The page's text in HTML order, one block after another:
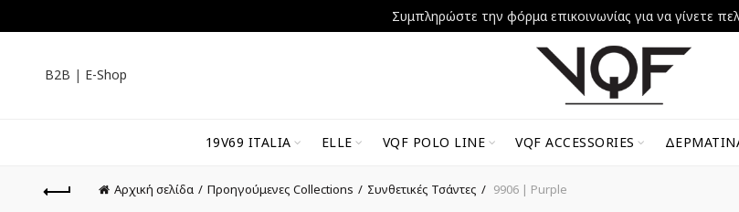
B2B | E-Shop
19V69 ITALIA ELLE VQF POLO LINE VQF ACCESSORIES
Αρχική σελίδα Προηγούμενες Collections Συνθετικές Τσάντες 9906 | Purple
Συμπληρώστε την φόρμα επικοινωνίας για να γίνετε